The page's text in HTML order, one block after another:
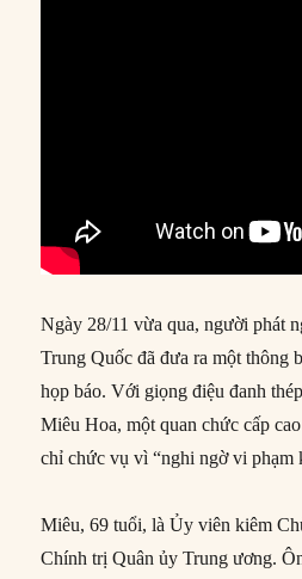
Ngày 28/11 vừa qua, người phát
Trung Quốc đã đưa ra một thông
họp báo. Với giọng điệu đanh
Miêu Hoa, một quan chức cấp
chỉ chức vụ vì “nghi ngờ vi phạm
Miêu, 69 tuổi, là Ủy viên kiêm
Chính trị Quân ủy Trung ương.